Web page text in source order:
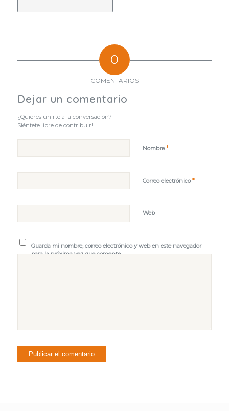
0
COMENTARIOS
Dejar un comentario
¿Quieres unirte a la conversación?
Siéntete libre de contribuir!
Nombre*
Correo electrónico*
Web
Guarda mi nombre, correo electrónico y web en este navegador
para la próxima vez que comente.